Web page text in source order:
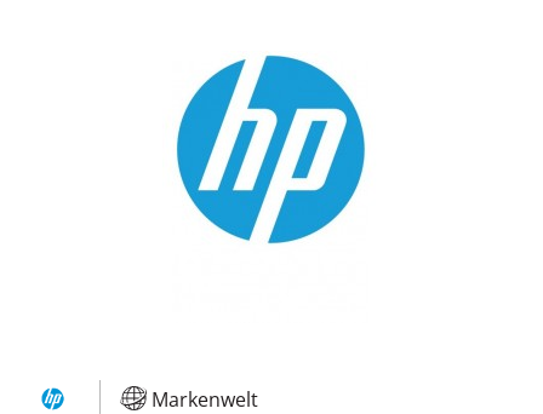
Bildergalerie überspringen
Markenwelt